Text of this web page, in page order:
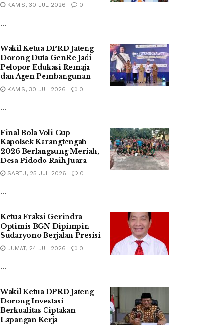
KAMIS, 30 JUL 2026 0
...
Wakil Ketua DPRD Jateng
Dorong Duta GenRe Jadi
Pelopor Edukasi Remaja
dan Agen Pembangunan
KAMIS, 30 JUL 2026 0
...
Final Bola Voli Cup
Kapolsek Karangtengah
2026 Berlangsung Meriah,
Desa Pidodo Raih Juara
SABTU, 25 JUL 2026 0
...
Ketua Fraksi Gerindra
Optimis BGN Dipimpin
Sudaryono Berjalan Presisi
JUMAT, 24 JUL 2026 0
...
Wakil Ketua DPRD Jateng
Dorong Investasi
Berkualitas Ciptakan
Lapangan Kerja